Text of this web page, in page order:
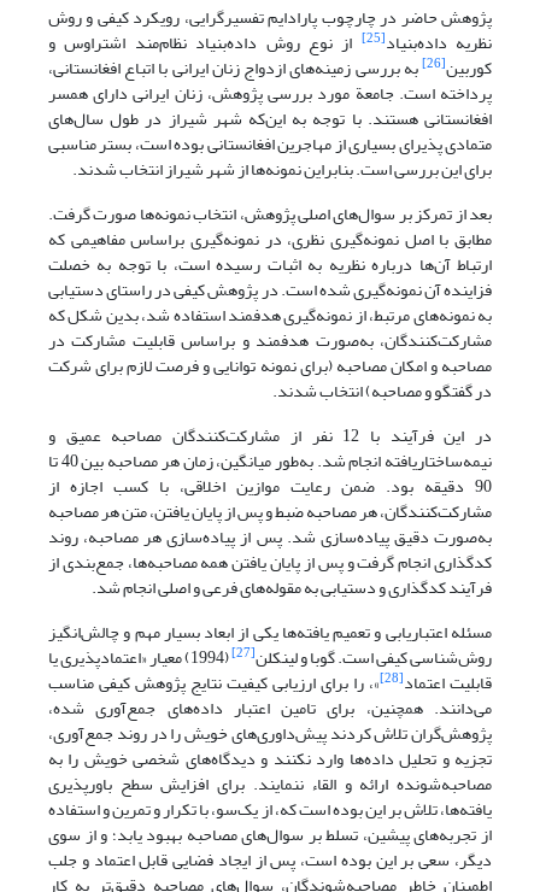
پژوهش حاضر در چارچوب پارادایم تفسیرگرایی، رویکرد کیفی و روش
نظریه داده‌بنیاد[25] از نوع روش داده‌بنیاد نظام‌مند اشتراوس و
کوربین[26] به بررسی زمینه‌های ازدواج زنان ایرانی با اتباع افغانستانی،
پرداخته است. جامعة مورد بررسی پژوهش، زنان ایرانی دارای همسر
افغانستانی هستند. با توجه به این‌که شهر شیراز در طول سال‌های
متمادی پذیرای بسیاری از مهاجرین افغانستانی بوده است، بستر مناسبی
برای این بررسی است. بنابراین نمونه‌ها از شهر شیراز انتخاب شدند.
بعد از تمرکز بر سوال‌های اصلی پژوهش، انتخاب نمونه‌ها صورت گرفت.
مطابق با اصل نمونه‌گیری نظری، در نمونه‌گیری براساس مفاهیمی که
ارتباط آن‌ها درباره نظریه به اثبات رسیده است، با توجه به خصلت
فزاینده آن نمونه‌گیری شده است. در پژوهش کیفی در راستای دستیابی
به نمونه‌های مرتبط، از نمونه‌گیری هدفمند استفاده شد، بدین شکل که
مشارکت‌کنندگان، به‌صورت هدفمند و براساس قابلیت مشارکت در
مصاحبه و امکان مصاحبه (برای نمونه توانایی و فرصت لازم برای شرکت
در گفتگو و مصاحبه) انتخاب شدند.
در این فرآیند با 12 نفر از مشارکت‌کنندگان مصاحبه عمیق و
نیمه‌ساختاریافته انجام شد. به‌طور میانگین، زمان هر مصاحبه بین 40 تا
90 دقیقه بود. ضمن رعایت موازین اخلاقی، با کسب اجازه از
مشارکت‌کنندگان، هر مصاحبه ضبط و پس از پایان یافتن، متن هر مصاحبه
به‌صورت دقیق پیاده‌سازی شد. پس از پیاده‌سازی هر مصاحبه، روند
کدگذاری انجام گرفت و پس از پایان یافتن همه مصاحبه‌ها، جمع‌بندی از
فرآیند کدگذاری و دستیابی به مقوله‌های فرعی و اصلی انجام شد.
مسئله اعتباریابی‌ و تعمیم یافته‌ها یکی‌ از ابعاد بسیار مهم و چالش‌انگیز
روش‌شناسی کیفی است. گوبا و لینکلن[27] (1994) معیار «اعتمادپذیری یا
قابلیت اعتماد[28] »، را برای ارزیابی کیفیت نتایج پژوهش کیفی‌ مناسب
می‌دانند. همچنین، برای تامین اعتبار داده‌های جمع‌آوری شده،
پژوهش‌گران تلاش کردند پیش‌داوری‌های خویش را در روند جمع‌آوری،
تجزیه و تحلیل داده‌ها وارد نکنند و دیدگاه‌های شخصی خویش را به
مصاحبه‌شونده ارائه و القاء ننمایند. برای افزایش سطح باور‌پذیری
یافته‌ها، تلاش بر این بوده است که، از یک‌سو، با تکرار و تمرین و استفاده
از تجربه‌های پیشین، تسلط بر سوال‌های مصاحبه بهبود یابد؛ و از سوی
دیگر، سعی بر این بوده است، پس از ایجاد فضایی قابل اعتماد و جلب